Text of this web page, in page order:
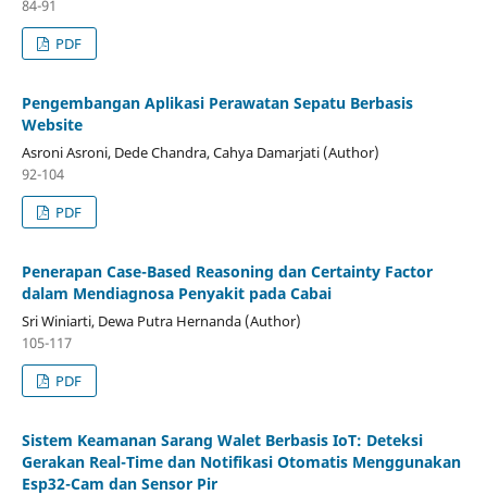
84-91
PDF
Pengembangan Aplikasi Perawatan Sepatu Berbasis
Website
Asroni Asroni, Dede Chandra, Cahya Damarjati (Author)
92-104
PDF
Penerapan Case-Based Reasoning dan Certainty Factor
dalam Mendiagnosa Penyakit pada Cabai
Sri Winiarti, Dewa Putra Hernanda (Author)
105-117
PDF
Sistem Keamanan Sarang Walet Berbasis IoT: Deteksi
Gerakan Real-Time dan Notifikasi Otomatis Menggunakan
Esp32-Cam dan Sensor Pir